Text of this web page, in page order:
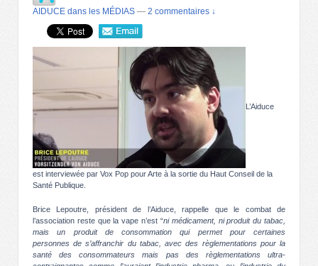
AIDUCE dans les MÉDIAS — 2 commentaires ↓
L’Aiduce
est interviewée par Vox Pop pour Arte à la sortie du Haut Conseil de la
Santé Publique.
Brice Lepoutre, président de l’Aiduce, rappelle que le combat de
l’association reste que la vape n’est “ni médicament, ni produit du tabac,
mais un produit de consommation qui permet pour certaines
personnes de s’affranchir du tabac, avec des règlementations pour la
santé des consommateurs mais pas des règlementations ultra-